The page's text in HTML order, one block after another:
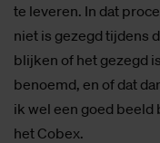
te leveren. In dat
niet is gezegd tijdens
blijken of het gezegd
benoemd, en of dat
ik wel een goed beeld
het Cobex.